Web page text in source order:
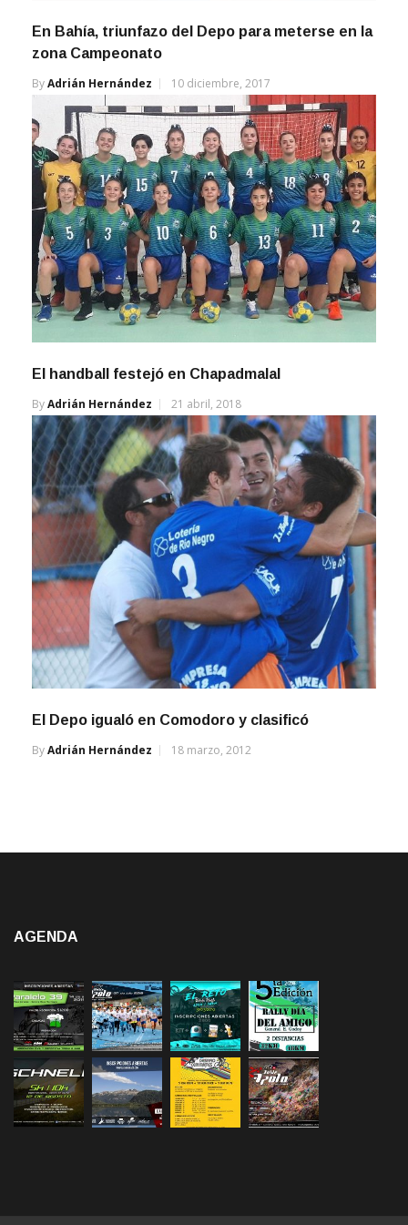
En Bahía, triunfazo del Depo para meterse en la
zona Campeonato
ByAdrián Hernández 10 diciembre, 2017
El handball festejó en Chapadmalal
ByAdrián Hernández 21 abril, 2018
El Depo igualó en Comodoro y clasificó
ByAdrián Hernández 18 marzo, 2012
AGENDA